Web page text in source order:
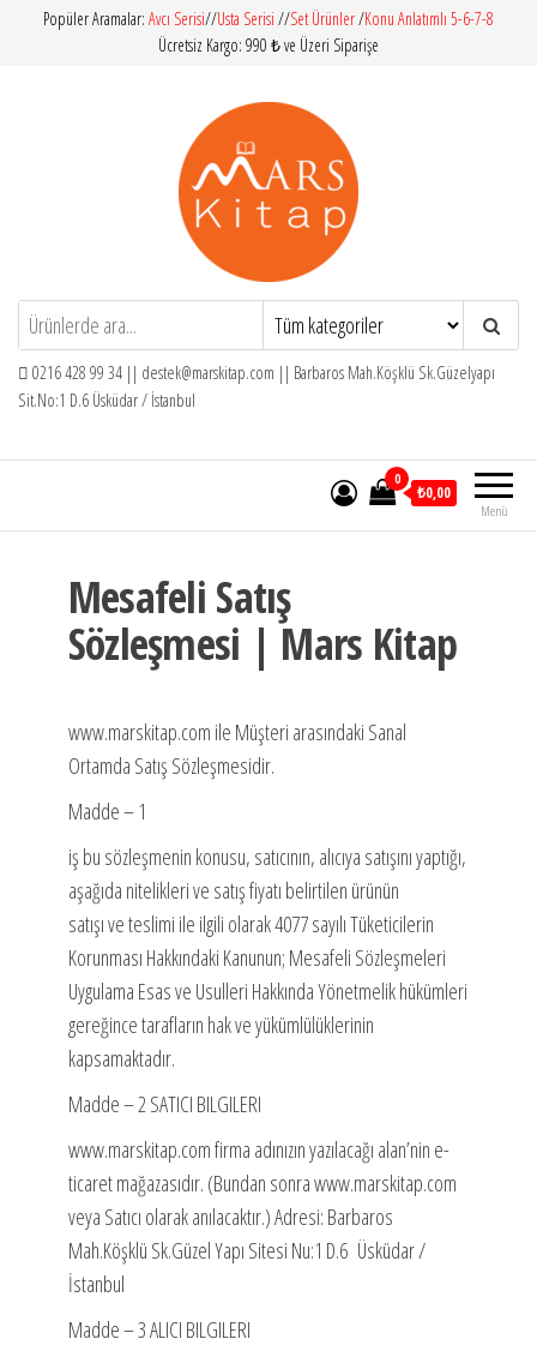
İçeriğePopüler Aramalar: Avcı Serisi//Usta Serisi //Set Ürünler/Konu Anlatımlı 5-6-7-8
Ücretsiz Kargo: 990 ₺ ve Üzeri Siparişe
Mars Kitap
İlköğretim – Orta Öğretim – Yardımcı
Kitaplar
0216 428 99 34 || destek@marskitap.com || Barbaros Mah.Köşklü Sk.Güzelyapı
Sit.No:1 D.6 Üsküdar / İstanbul
Menü
0
₺0,00
Mesafeli Satış
Sözleşmesi | Mars Kitap
www.marskitap.com ile Müşteri arasındaki Sanal
Ortamda Satış Sözleşmesidir.
Madde – 1
iş bu sözleşmenin konusu, satıcının, alıcıya satışını yaptığı,
aşağıda nitelikleri ve satış fiyatı belirtilen ürünün
satışı ve teslimi ile ilgili olarak 4077 sayılı Tüketicilerin
Korunması Hakkındaki Kanunun; Mesafeli Sözleşmeleri
Uygulama Esas ve Usulleri Hakkında Yönetmelik hükümleri
gereğince tarafların hak ve yükümlülüklerinin
kapsamaktadır.
Madde – 2 SATICI BILGILERI
www.marskitap.com firma adınızın yazılacağı alan’nin e-
ticaret mağazasıdır. (Bundan sonra www.marskitap.com
veya Satıcı olarak anılacaktır.) Adresi: Barbaros
Mah.Köşklü Sk.Güzel Yapı Sitesi Nu:1 D.6 Üsküdar /
İstanbul
Madde – 3 ALICI BILGILERI